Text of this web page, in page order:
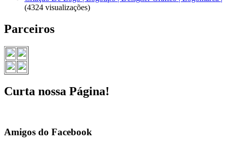
(4324 visualizações)
Parceiros
Curta nossa Página!
Amigos do Facebook